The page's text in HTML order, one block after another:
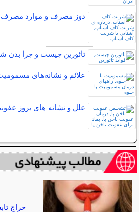
دوز مصرف و موارد
تائورین چیست و چرا بدن
علائم و نشانه‌های
علل و نشانه های بروز
حراج